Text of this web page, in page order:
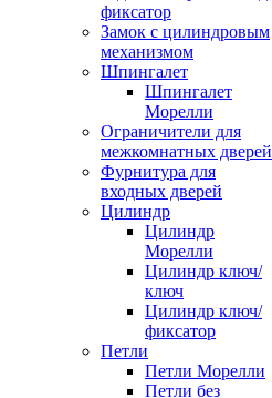
фиксатор
Замок с цилиндровым
механизмом
Шпингалет
Шпингалет
Морелли
Ограничители для
межкомнатных дверей
Фурнитура для
входных дверей
Цилиндр
Цилиндр
Морелли
Цилиндр ключ/
ключ
Цилиндр ключ/
фиксатор
Петли
Петли Морелли
Петли без